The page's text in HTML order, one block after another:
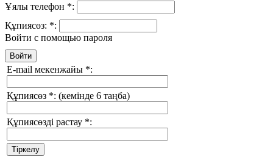
Ұялы телефон *:
Құпиясөз: *:
Войти с помощью пароля
E-mail мекенжайы *:
Құпиясөз *: (кемінде 6 таңба)
Құпиясөзді растау *: